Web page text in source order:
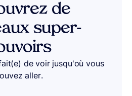
de
super-
de voir jusqu'où vous
aller.